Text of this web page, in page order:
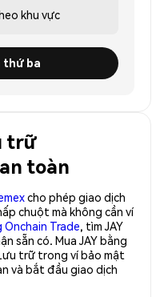
khu vực
thứ ba
trữ
toàn
cho phép giao dịch
chuột mà không cần ví
Trade, tìm JAY
sẵn có. Mua JAY bằng
trữ trong ví bảo mật
và bắt đầu giao dịch